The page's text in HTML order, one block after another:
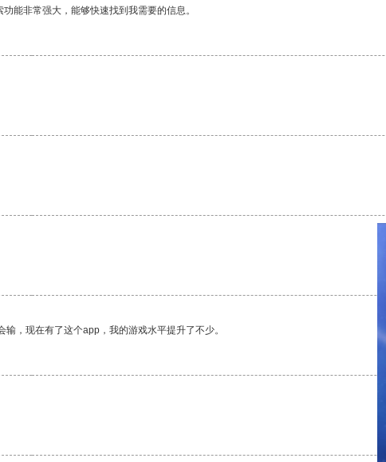
能非常强大，能够快速找到我需要的信息。
，现在有了这个app，我的游戏水平提升了不少。